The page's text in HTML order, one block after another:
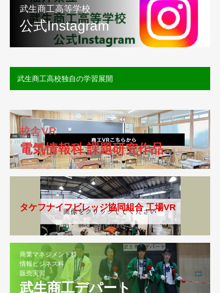
武生商工高等学校
公式Instagram
武生商工高校独自の学習展開
校舎VR
電気情報科 課題研究作品
タケフナイフビレッジ協同組合 工場VR
商業マネジメント科
情報ビジネス科
販売実習
武生商工デパート